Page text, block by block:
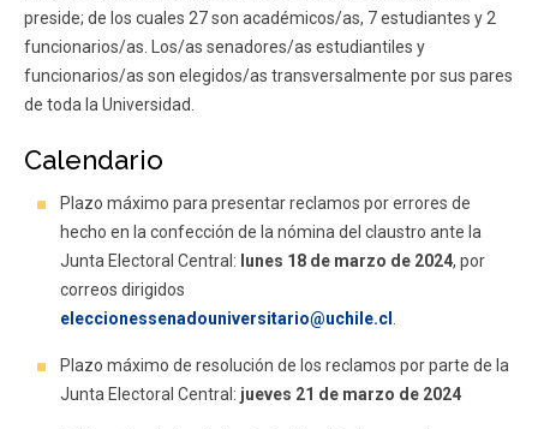
preside; de los cuales 27 son académicos/as, 7 estudiantes y 2
funcionarios/as. Los/as senadores/as estudiantiles y
funcionarios/as son elegidos/as transversalmente por sus pares
de toda la Universidad.
Calendario
Plazo máximo para presentar reclamos por errores de
hecho en la confección de la nómina del claustro ante la
Junta Electoral Central: lunes 18 de marzo de 2024, por
correos dirigidos
eleccionessenadouniversitario@uchile.cl
Plazo máximo de resolución de los reclamos por parte de la
Junta Electoral Central: jueves 21 de marzo de 2024